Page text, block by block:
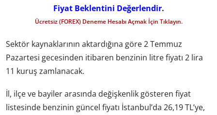
Fiyat Beklentini Değerlendir.
Ücretsiz (FOREX) Deneme Hesabı Açmak İçin Tıklayın.
Sektör kaynaklarının aktardığına göre 2 Temmuz
Pazartesi gecesinden itibaren benzinin litre fiyatı 2 lira
11 kuruş zamlanacak.
İl, ilçe ve bayiler arasında değişkenlik gösteren fiyat
listesinde benzinin güncel fiyatı İstanbul’da 26,19 TL’ye,